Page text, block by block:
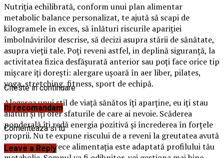
Nutriția echilibrată, conform unui plan alimentar
metabolic balance personalizat, te ajută să scapi de
kilogramele în exces, să înlături riscurile apariției
îmbolnăvirilor descrise, să decizi asupra stării de sănătate,
asupra vieții tale. Poți reveni astfel, in deplină siguranță, la
activitatea fizica desfășurată anterior sau poți face orice tip
mișcare iți dorești: alergare ușoară în aer liber, pilates,
yoga, stretching, fitness, sport de echipă.
Alegerea unui stil de viață sănătos îți aparține, eu iți stau
alături și îți ofer sfaturile de care ai nevoie. Scăderea
ponderală îți redă energia pozitivă și încrederea în forțele
proprii. Nu te expune riscului de a reveni la greutatea avută
anterior, deoarece alimentația este adaptată profilului tău
Citeste in continuare
Iti recomandam
Comenteaza si tu
Leave a Reply